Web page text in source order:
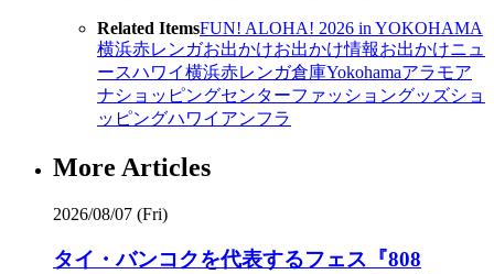
Related ItemsFUN! ALOHA! 2026 in YOKOHAMA
横浜赤レンガお出かけお出かけ情報お出かけニュ
ースハワイ横浜赤レンガ倉庫Yokohamaアラモア
ナショッピングセンターファッショングッズショ
ッピングハワイアンフラ
More Articles
2026/08/07 (Fri)
タイ・バンコクを代表するフェス『808